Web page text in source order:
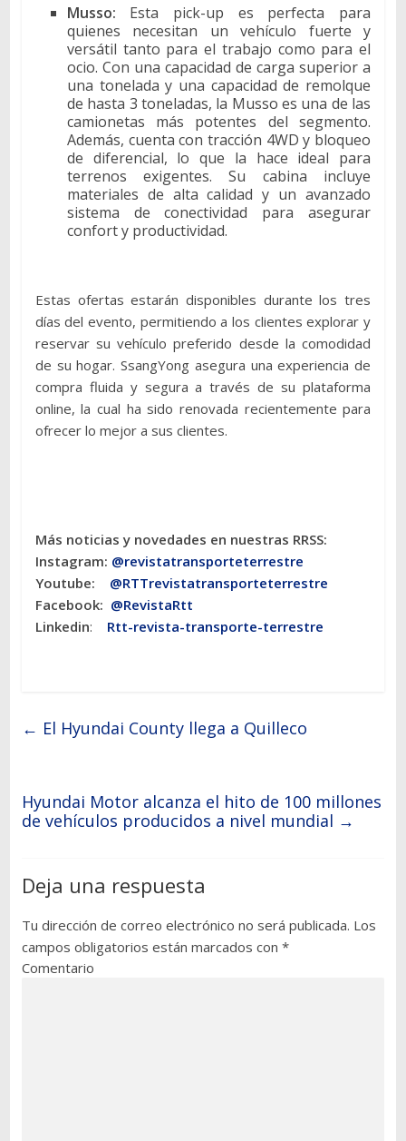
Musso: Esta pick-up es perfecta para
quienes necesitan un vehículo fuerte y
versátil tanto para el trabajo como para el
ocio. Con una capacidad de carga superior a
una tonelada y una capacidad de remolque
de hasta 3 toneladas, la Musso es una de las
camionetas más potentes del segmento.
Además, cuenta con tracción 4WD y bloqueo
de diferencial, lo que la hace ideal para
terrenos exigentes. Su cabina incluye
materiales de alta calidad y un avanzado
sistema de conectividad para asegurar
confort y productividad.
Estas ofertas estarán disponibles durante los tres
días del evento, permitiendo a los clientes explorar y
reservar su vehículo preferido desde la comodidad
de su hogar. SsangYong asegura una experiencia de
compra fluida y segura a través de su plataforma
online, la cual ha sido renovada recientemente para
ofrecer lo mejor a sus clientes.
Más noticias y novedades en nuestras RRSS:
Instagram: @revistatransporteterrestre
Youtube: @RTTrevistatransporteterrestre
Facebook: @RevistaRtt
Linkedin: Rtt-revista-transporte-terrestre
← El Hyundai County llega a Quilleco
Hyundai Motor alcanza el hito de 100 millones
de vehículos producidos a nivel mundial →
Deja una respuesta
Tu dirección de correo electrónico no será publicada. Los
campos obligatorios están marcados con *
Comentario